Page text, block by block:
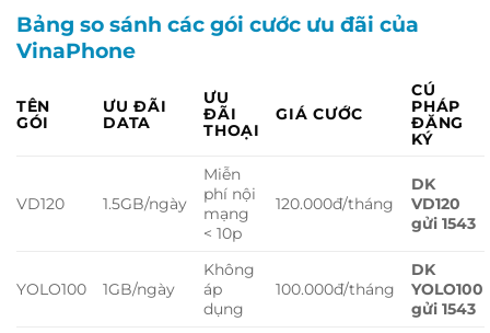
Bảng so sánh các gói cước ưu đãi của
VinaPhone
TÊN
GÓI
ƯU ĐÃI
DATA
ƯU
ĐÃI
THOẠI
GIÁ CƯỚC
CÚ
PHÁP
ĐĂNG
KÝ
VD120 1.5GB/ngày
Miễn
phí nội
mạng
< 10p
120.000đ/tháng
DK
VD120
gửi 1543
YOLO100 1GB/ngày
Không
áp
dụng
100.000đ/tháng
DK
YOLO100
gửi 1543